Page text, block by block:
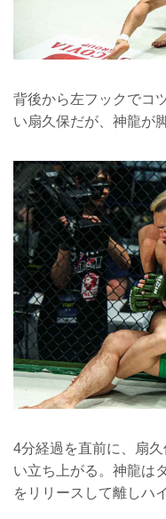
背後から左フックでコ
い扇久保だが、神龍が
4分経過を直前に、扇
い立ち上がる。神龍は
をリリースして離しハ